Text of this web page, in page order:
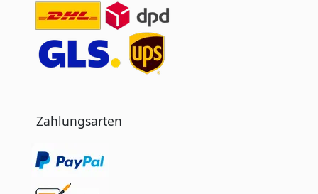
Zahlungsarten